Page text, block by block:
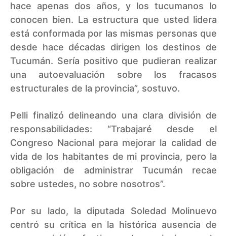
hace apenas dos años, y los tucumanos lo
conocen bien. La estructura que usted lidera
está conformada por las mismas personas que
desde hace décadas dirigen los destinos de
Tucumán. Sería positivo que pudieran realizar
una autoevaluación sobre los fracasos
estructurales de la provincia”, sostuvo.
Pelli finalizó delineando una clara división de
responsabilidades: “Trabajaré desde el
Congreso Nacional para mejorar la calidad de
vida de los habitantes de mi provincia, pero la
obligación de administrar Tucumán recae
sobre ustedes, no sobre nosotros”.
Por su lado, la diputada Soledad Molinuevo
centró su crítica en la histórica ausencia de